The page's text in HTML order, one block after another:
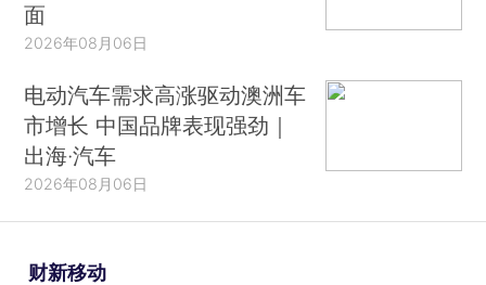
面
2026年08月06日
电动汽车需求高涨驱动澳洲车
市增长 中国品牌表现强劲｜
出海·汽车
2026年08月06日
财新移动